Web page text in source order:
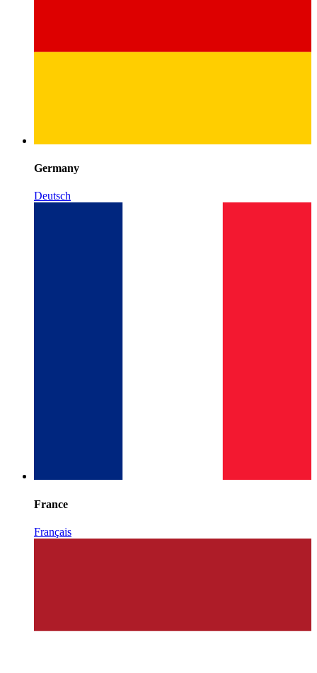
Germany
Deutsch
France
Français